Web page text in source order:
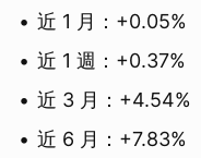
近 1 月：+0.05%
近 1 週：+0.37%
近 3 月：+4.54%
近 6 月：+7.83%